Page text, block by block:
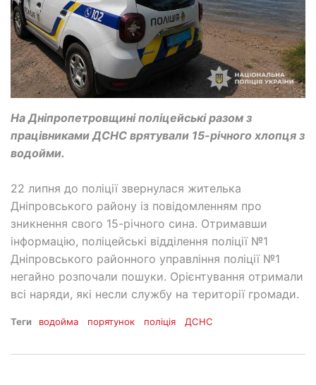
На Дніпропетровщині поліцейські разом з
працівниками ДСНС врятували 15-річного хлопця з
водойми.
22 липня до поліції звернулася жителька
Дніпровського району із повідомленням про
зникнення свого 15-річного сина. Отримавши
інформацію, поліцейські відділення поліції №1
Дніпровського районного управління поліції №1
негайно розпочали пошуки. Орієнтування отримали
всі наряди, які несли службу на території громади.
Теги водойма порятунок поліція ДСНС